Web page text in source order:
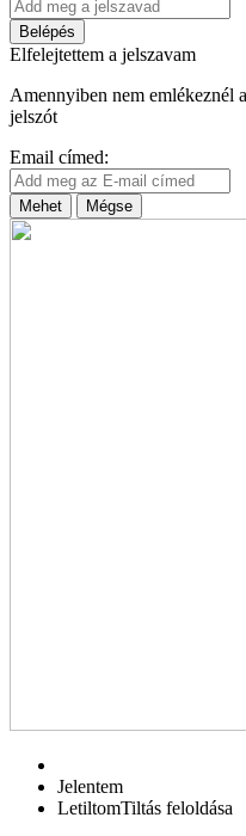
Belépés
Elfelejtettem a jelszavam
Amennyiben nem emlékeznél
jelszót
Email címed:
Mehet Mégse
Jelentem
LetiltomTiltás feloldása